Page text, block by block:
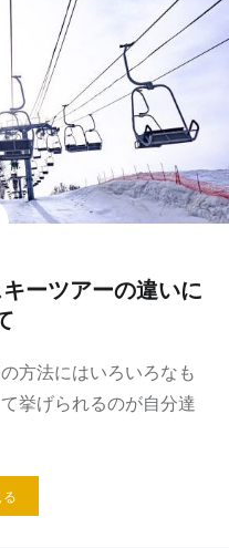
ーツアーの違いに
方法にはいろいろなも
挙げられるのが自分達